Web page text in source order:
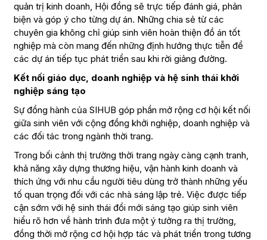
quản trị kinh doanh, Hội đồng sẽ trực tiếp đánh giá, phản
biện và góp ý cho từng dự án. Những chia sẻ từ các
chuyên gia không chỉ giúp sinh viên hoàn thiện đồ án tốt
nghiệp mà còn mang đến những định hướng thực tiễn để
các dự án tiếp tục phát triển sau khi rời giảng đường.
Kết nối giáo dục, doanh nghiệp và hệ sinh thái khởi
nghiệp sáng tạo
Sự đồng hành của SIHUB góp phần mở rộng cơ hội kết nối
giữa sinh viên với cộng đồng khởi nghiệp, doanh nghiệp và
các đối tác trong ngành thời trang.
Trong bối cảnh thị trường thời trang ngày càng cạnh tranh,
khả năng xây dựng thương hiệu, vận hành kinh doanh và
thích ứng với nhu cầu người tiêu dùng trở thành những yếu
tố quan trọng đối với các nhà sáng lập trẻ. Việc được tiếp
cận sớm với hệ sinh thái đổi mới sáng tạo giúp sinh viên
hiểu rõ hơn về hành trình đưa một ý tưởng ra thị trường,
đồng thời mở rộng cơ hội hợp tác và phát triển trong tương